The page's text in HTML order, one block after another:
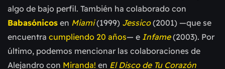
algo de bajo perfil. También ha colaborado con
Babasónicos en Miami(1999) Jessico(2001) —que se
encuentra cumpliendo 20 años— e Infame(2003). Por
último, podemos mencionar las colaboraciones de
Alejandro con Miranda! en El Disco de Tu Corazón